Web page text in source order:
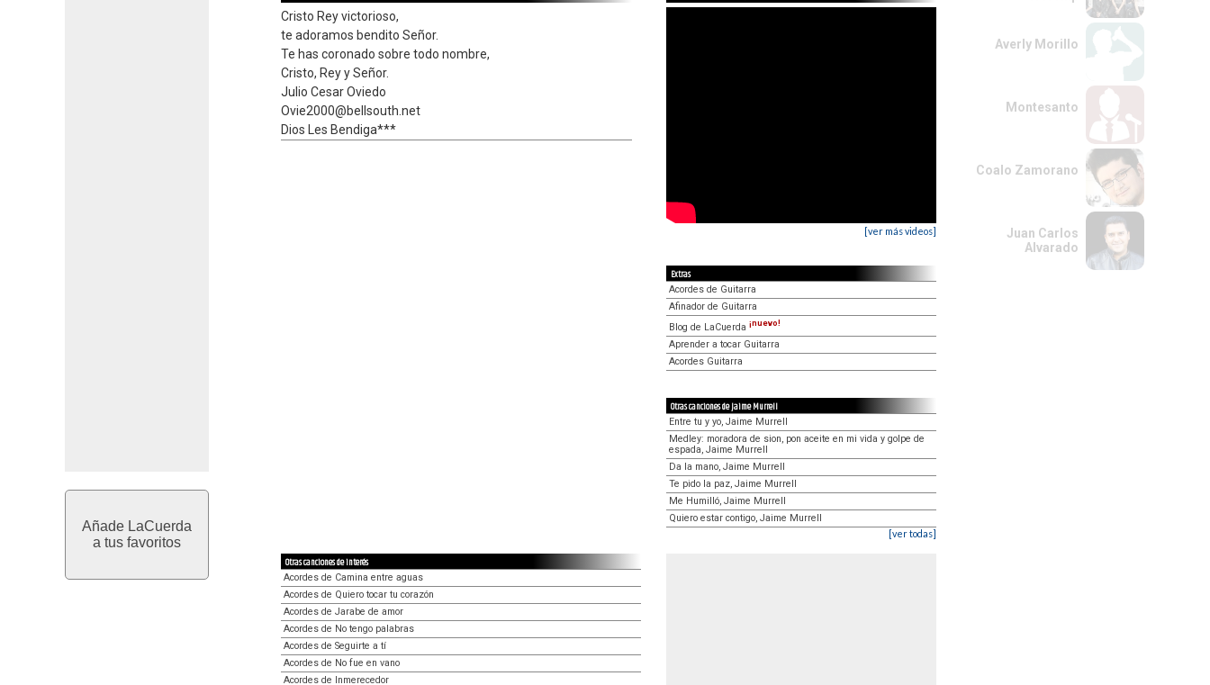
Añade LaCuerda
a tus favoritos
Cristo Rey victorioso,
te adoramos bendito Señor.
Te has coronado sobre todo nombre,
Cristo, Rey y Señor.
Julio Cesar Oviedo
Ovie2000@bellsouth.net
Dios Les Bendiga***
[ver más videos]
Extras
Acordes de Guitarra
Afinador de Guitarra
Blog de LaCuerda ¡nuevo!
Aprender a tocar Guitarra
Acordes Guitarra
Otras canciones de Jaime Murrell
Entre tu y yo, Jaime Murrell
Medley: moradora de sion, pon aceite en mi vida y golpe de
espada, Jaime Murrell
Da la mano, Jaime Murrell
Te pido la paz, Jaime Murrell
Me Humilló, Jaime Murrell
Quiero estar contigo, Jaime Murrell
[ver todas]
Otras canciones de interés
Acordes de Camina entre aguas
Acordes de Quiero tocar tu corazón
Acordes de Jarabe de amor
Acordes de No tengo palabras
Acordes de Seguirte a tí
Acordes de No fue en vano
Acordes de Inmerecedor
Averly Morillo
Montesanto
Coalo Zamorano
Juan Carlos
Alvarado